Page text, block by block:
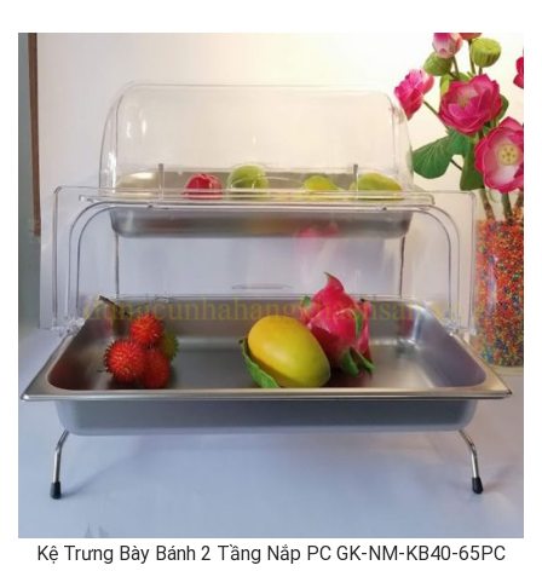
Kệ Trưng Bày Bánh 2 Tầng Nắp PC GK-NM-KB40-65PC